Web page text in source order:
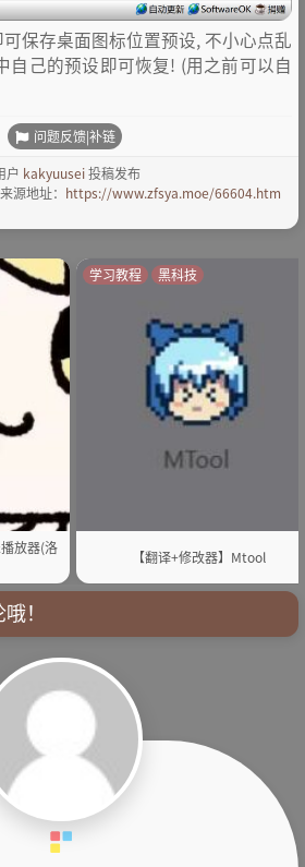
保存桌面图标位置预设, 不小心点乱
自己的预设即可恢复! (用之前可以自
问题反馈|补链
户 kakyuusei投稿发布
源地址： https://www.zfsya.moe/66604.htm
放器(洛
【翻译+修改器】Mtool
学习教程 黑科技
！